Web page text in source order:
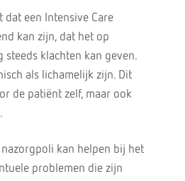
een Intensive Care
kan zijn, dat het op
steeds klachten kan geven.
als lichamelijk zijn. Dit
de patiënt zelf, maar ook
nazorgpoli kan helpen bij het
problemen die zijn